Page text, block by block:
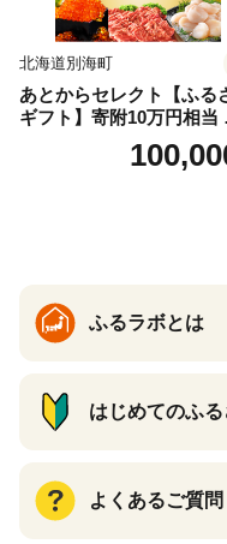
北海道別海町
あとからセレクト【ふる
ギフト】寄附10万円相当
とから選べる！ ギフト い
ら ほたて 海鮮 牛肉 別海
ギフト ふるさと納税 ）
ふるラボとは
はじめてのふ
よくあるご質問